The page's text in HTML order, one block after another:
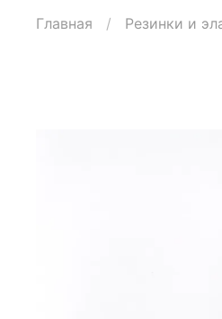
Главная Резинки и